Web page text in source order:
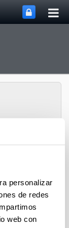
personalizar
de redes
web con